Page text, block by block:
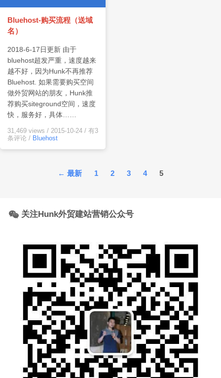
Bluehost-购买流程（送域
名）
2018-6-17日更新 由于
bluehost超发严重，速度越来
越不好，因为Hunk不再推荐
Bluehost. 如果需要购买空间
做外贸网站的朋友，Hunk推
荐购买siteground空间，速度
快，服务好，具体……
31,469 views / 2015-10-24 / 有3
条评论 / Bluehost
← 最新 1 2 3 4 5
关注Hunk外贸建站营销公众号